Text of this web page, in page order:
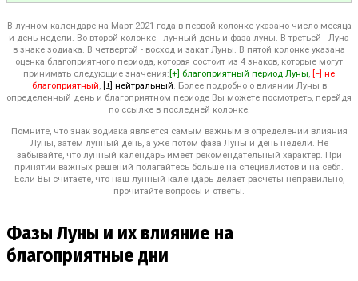
В лунном календаре на Март 2021 года в первой колонке указано число месяца
и день недели. Во второй колонке - лунный день и фаза луны. В третьей - Луна
в знаке зодиака. В четвертой - восход и закат Луны. В пятой колонке указана
оценка благоприятного периода, которая состоит из 4 знаков, которые могут
принимать следующие значения: [+] благоприятный период Луны, [−] не
благоприятный, [±] нейтральный. Более подробно о влиянии Луны в
определенный день и благоприятном периоде Вы можете посмотреть, перейдя
по ссылке в последней колонке.
Помните, что знак зодиака является самым важным в определении влияния
Луны, затем лунный день, а уже потом фаза Луны и день недели. Не
забывайте, что лунный календарь имеет рекомендательный характер. При
принятии важных решений полагайтесь больше на специалистов и на себя.
Если Вы считаете, что наш лунный календарь делает расчеты неправильно,
прочитайте вопросы и ответы.
Фазы Луны и их влияние на
благоприятные дни